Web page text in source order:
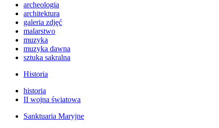
archeologia
architektura
galeria zdjęć
malarstwo
muzyka
muzyka dawna
sztuka sakralna
Historia
historia
II wojna światowa
Sanktuaria Maryjne